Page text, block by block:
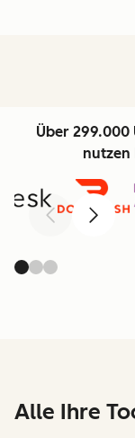
Über 299.000
nutzen
ZurückWeiter
Alle Ihre